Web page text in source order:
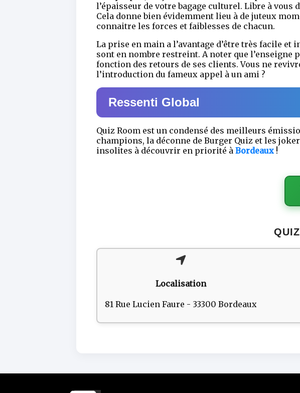
l’épaisseur de votre bagage culturel. Libre à
Cela donne bien évidemment lieu à de juteux
connaitre les forces et faiblesses de chacun.
La prise en main a l’avantage d’être très facile
sont en nombre restreint. A noter que
fonction des retours de ses clients. Vous ne
l’introduction du fameux appel à un ami ?
Ressenti Global
Quiz Room est un condensé des meilleurs
champions, la déconne de Burger Quiz et les
insolites à découvrir en priorité à Bordeaux !
Localisation
81 Rue Lucien Faure - 33300 Bordeaux